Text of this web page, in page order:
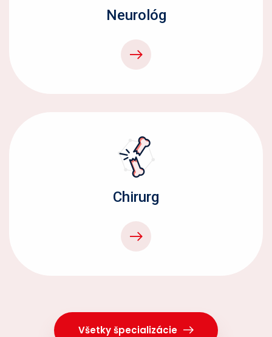
Neurológ
Chirurg
Všetky špecializácie